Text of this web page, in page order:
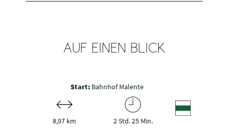
AUF EINEN BLICK
Start: Bahnhof Malente
8,97 km 2 Std. 25 Min.